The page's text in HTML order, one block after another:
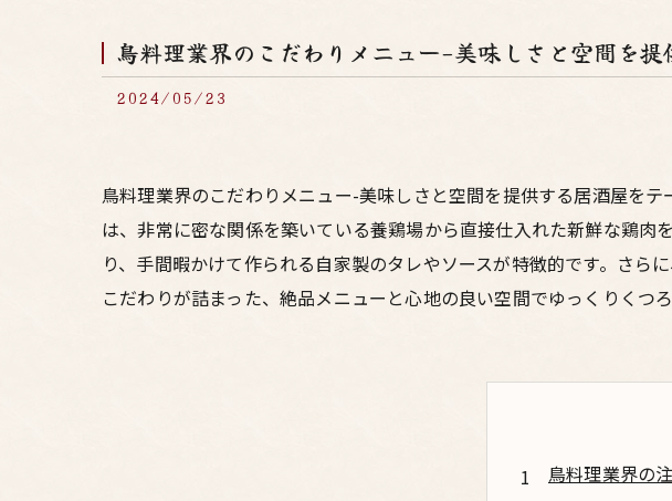
鳥料理業界のこだわりメニュー-美味しさと空間を提
2024/05/23
鳥料理業界のこだわりメニュー-美味しさと空間を提供する居酒屋を
は、非常に密な関係を築いている養鶏場から直接仕入れた新鮮な鶏
り、手間暇かけて作られる自家製のタレやソースが特徴的です。さ
こだわりが詰まった、絶品メニューと心地の良い空間でゆっくりくつろ
鳥料理業界の